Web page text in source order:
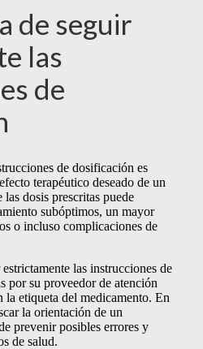
de seguir
las
de
de dosificación es
terapéutico deseado de un
dosis prescritas puede
subóptimos, un mayor
o incluso complicaciones de
las instrucciones de
por su proveedor de atención
la etiqueta del medicamento. En
la orientación de un
prevenir posibles errores y
de salud.